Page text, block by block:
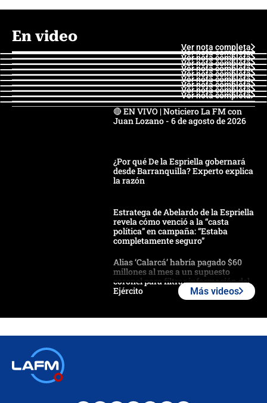
En video
Ver nota completa
Ver nota completa
Ver nota completa
Ver nota completa
Ver nota completa
Ver nota completa
Ver nota completa
Ver nota completa
Ver nota completa
Ver nota completa
🔴 EN VIVO | Noticiero La FM con
Juan Lozano - 6 de agosto de 2026
¿Por qué De la Espriella gobernará
desde Barranquilla? Experto explica
la razón
Estratega de Abelardo de la Espriella
revela cómo venció a la “casta
política” en campaña: “Estaba
completamente seguro”
Alias ‘Calarcá’ habría pagado $60
millones al mes a un supuesto
coronel para filtrar información del
Ejército
Más videos